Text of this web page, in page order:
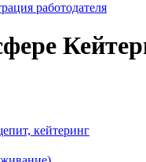
работодателя
кейтеринг